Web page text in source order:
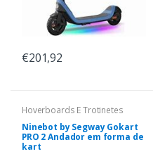
€201,92
Hoverboards E Trotinetes
Ninebot by Segway Gokart
PRO 2 Andador em forma de
kart